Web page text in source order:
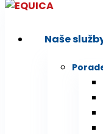
Naše